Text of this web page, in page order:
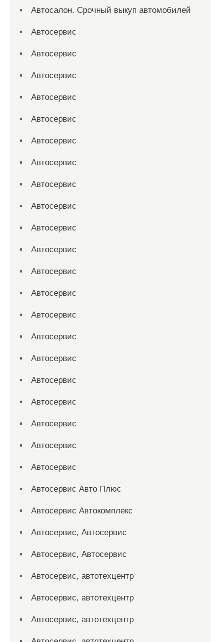
Автосалон. Срочный выкуп автомобилей
Автосервис
Автосервис
Автосервис
Автосервис
Автосервис
Автосервис
Автосервис
Автосервис
Автосервис
Автосервис
Автосервис
Автосервис
Автосервис
Автосервис
Автосервис
Автосервис
Автосервис
Автосервис
Автосервис
Автосервис
Автосервис
Автосервис Авто Плюс
Автосервис Автокомплекс
Автосервис, Автосервис
Автосервис, Автосервис
Автосервис, автотехцентр
Автосервис, автотехцентр
Автосервис, автотехцентр